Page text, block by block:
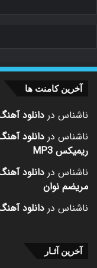
آخرین کامنت ها
ناشناس در دانلود
ناشناس دردانلود
ریمیکس MP3
ناشناس در دانلود
مریضم نوان
ناشناس در دانلود
آخرین آثـار